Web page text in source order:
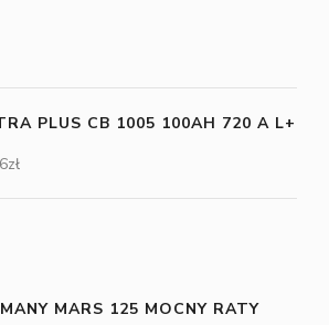
PLUS CB 1005 100AH 720 A L+
zł
MARS 125 MOCNY RATY